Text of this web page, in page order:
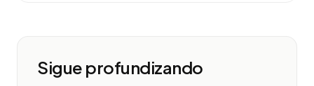
Sigue profundizando